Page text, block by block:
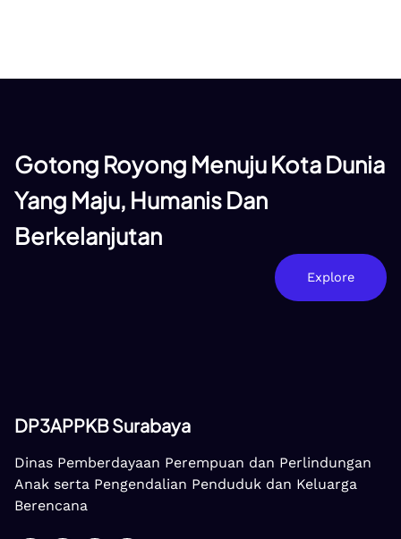
Gotong Royong Menuju Kota Dunia
Yang Maju, Humanis Dan
Berkelanjutan
Explore
DP3APPKB Surabaya
Dinas Pemberdayaan Perempuan dan Perlindungan
Anak serta Pengendalian Penduduk dan Keluarga
Berencana